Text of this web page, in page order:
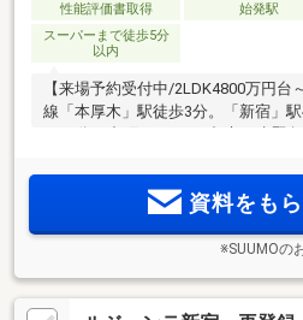
性能評価書取得 始発駅
スーパーまで徒歩5分
以内
【来場予約受付中/2LDK4800万円
線「本厚木」駅徒歩3分。「新宿」
ド」をはじめ、多彩な商業施設が集
資料をも
※SUUMOの